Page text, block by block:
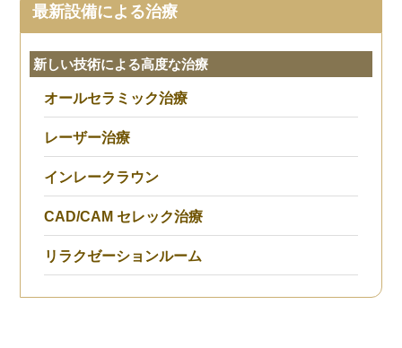
最新設備による治療
新しい技術による高度な治療
オールセラミック治療
レーザー治療
インレークラウン
CAD/CAM セレック治療
リラクゼーションルーム